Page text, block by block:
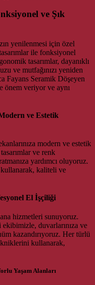
ve Şık
yenilenmesi için özel
ile fonksiyonel
tasarımlar, dayanıklı
ve mutfağınızı yeniden
Fayans Seramik Döşeyen
önem veriyor ve aynı
ve Estetik
modern ve estetik
ve renk
yardımcı oluyoruz.
kaliteli ve
El İşçiliği
hizmetleri sunuyoruz.
duvarlarınıza ve
kazandırıyoruz. Her türlü
kullanarak,
Yaşam Alanları